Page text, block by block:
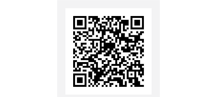
【得点者】
ゆうた(ゼルバサッカースク
ール)
たくみ(SC仲西)
🥉3位決定戦
(6ー5)
☆準決勝
VS EAC
0ー1